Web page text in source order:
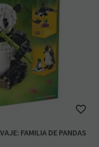
FAMILIA DE PANDAS